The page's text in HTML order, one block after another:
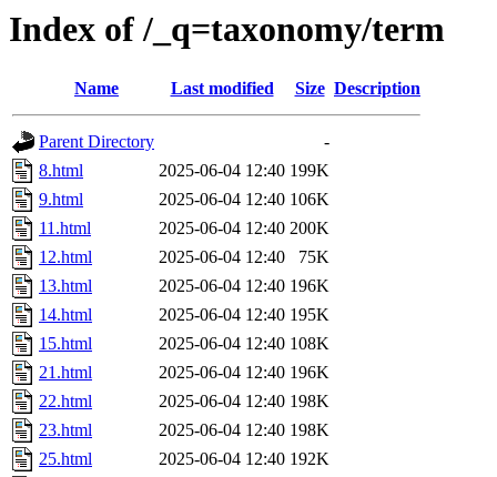
Index of /_q=taxonomy/term
Name Last modified Size Description
Parent Directory
-
8.html
2025-06-04 12:40 199K
9.html
2025-06-04 12:40 106K
11.html
2025-06-04 12:40 200K
12.html
2025-06-04 12:40
75K
13.html
2025-06-04 12:40 196K
14.html
2025-06-04 12:40 195K
15.html
2025-06-04 12:40 108K
21.html
2025-06-04 12:40 196K
22.html
2025-06-04 12:40 198K
23.html
2025-06-04 12:40 198K
25.html
2025-06-04 12:40 192K